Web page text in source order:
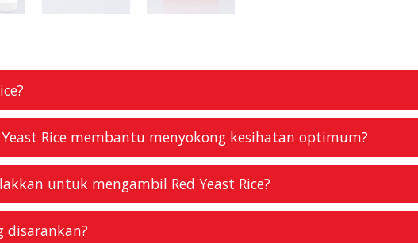
Rice membantu menyokong kesihatan optimum?
untuk mengambil Red Yeast Rice?
disarankan?